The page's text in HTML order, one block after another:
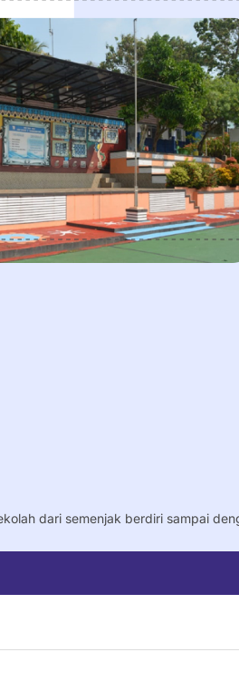
dari semenjak berdiri sampai